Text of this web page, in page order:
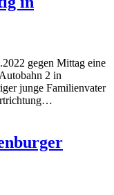
gegen Mittag eine
2 in
junge Familienvater